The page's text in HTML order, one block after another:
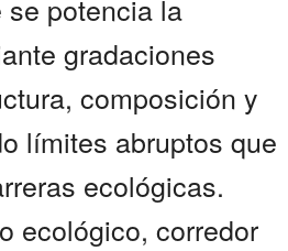
potencia la
gradaciones
composición y
límites abruptos que
ecológicas.
ecológico, corredor